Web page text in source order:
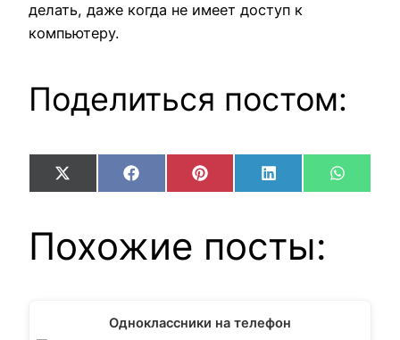
делать, даже когда не имеет доступ к
компьютеру.
Поделиться постом:
Share
on
X
(Twitter)
Share
on
FacebookShare
on
Pinterest Share
on
LinkedIn Share
on
Похожие посты:
Одноклассники на телефон